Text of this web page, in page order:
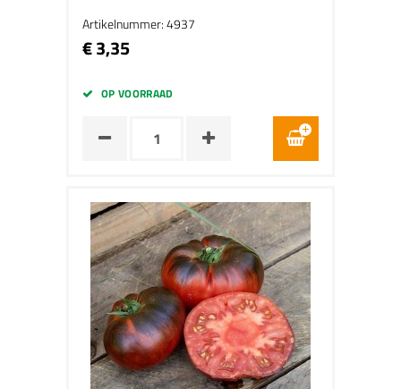
Artikelnummer: 4937
€ 3,35
OP VOORRAAD